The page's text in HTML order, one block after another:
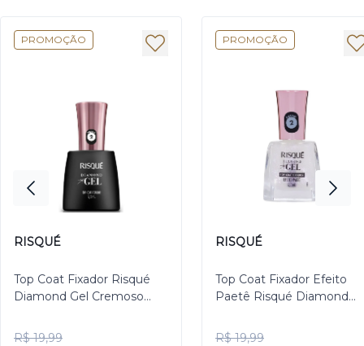
PROMOÇÃO
RISQUÉ
Top Coat Fixador Risqué
Diamond Gel Cremoso
R$ 19,99
PROMOÇÃO
RISQUÉ
Top Coat Fixador Efeito
Paetê Risqué Diamond
R$ 19,99